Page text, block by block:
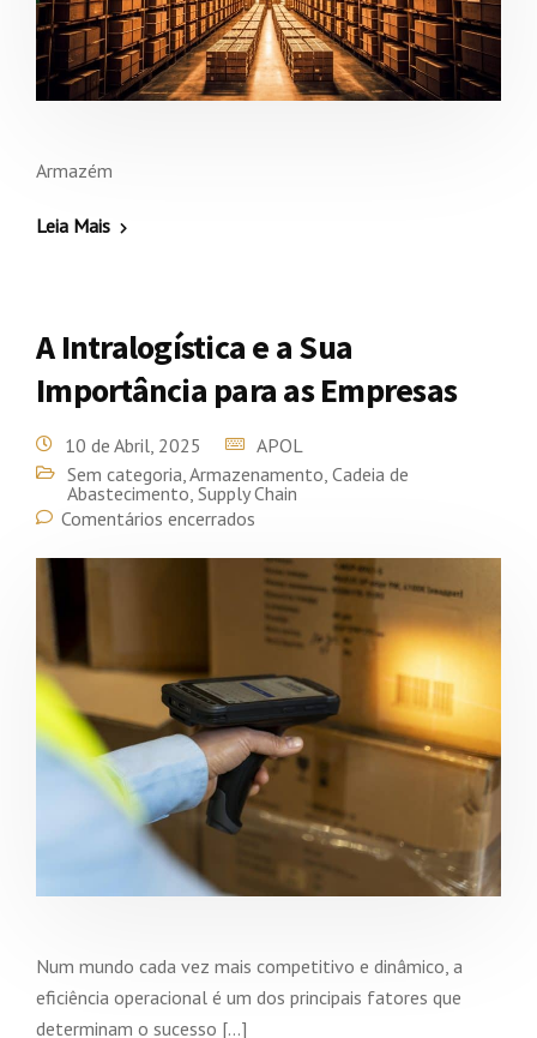
Armazém
Leia Mais
A Intralogística e a Sua
Importância para as Empresas
10 de Abril, 2025
APOL
Sem categoria Armazenamento Cadeia de
Abastecimento Supply Chain
Comentários encerrados
Num mundo cada vez mais competitivo e dinâmico, a
eficiência operacional é um dos principais fatores que
determinam o sucesso […]